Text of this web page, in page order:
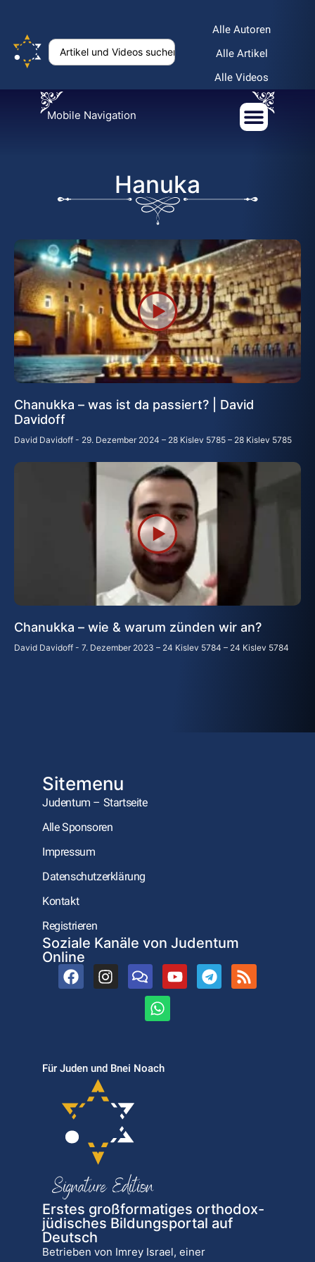
Alle Autoren
Alle Artikel
Alle Videos
Mobile Navigation
Hanuka
Chanukka – was ist da passiert? | David
Davidoff
David Davidoff 29. Dezember 2024 – 28 Kislev 5785 – 28 Kislev 5785
Chanukka – wie & warum zünden wir an?
David Davidoff 7. Dezember 2023 – 24 Kislev 5784 – 24 Kislev 5784
Sitemenu
Judentum – Startseite
Alle Sponsoren
Impressum
Datenschutzerklärung
Kontakt
Registrieren
Soziale Kanäle von Judentum
Online
Für Juden und Bnei Noach
Erstes großformatiges orthodox-
jüdisches Bildungsportal auf
Deutsch
Betrieben von Imrey Israel, einer